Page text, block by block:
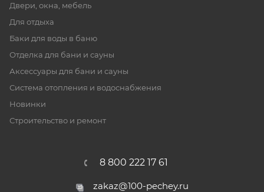
Двери, окна, мебель
Для отдыха
Баки для воды в баню
Отделка для бани и сауны
Аксессуары для бани и сауны
Система отопления и водоснабжения
Новинки
Строительство и ремонт
8 800 222 17 61
zakaz@100-pechey.ru